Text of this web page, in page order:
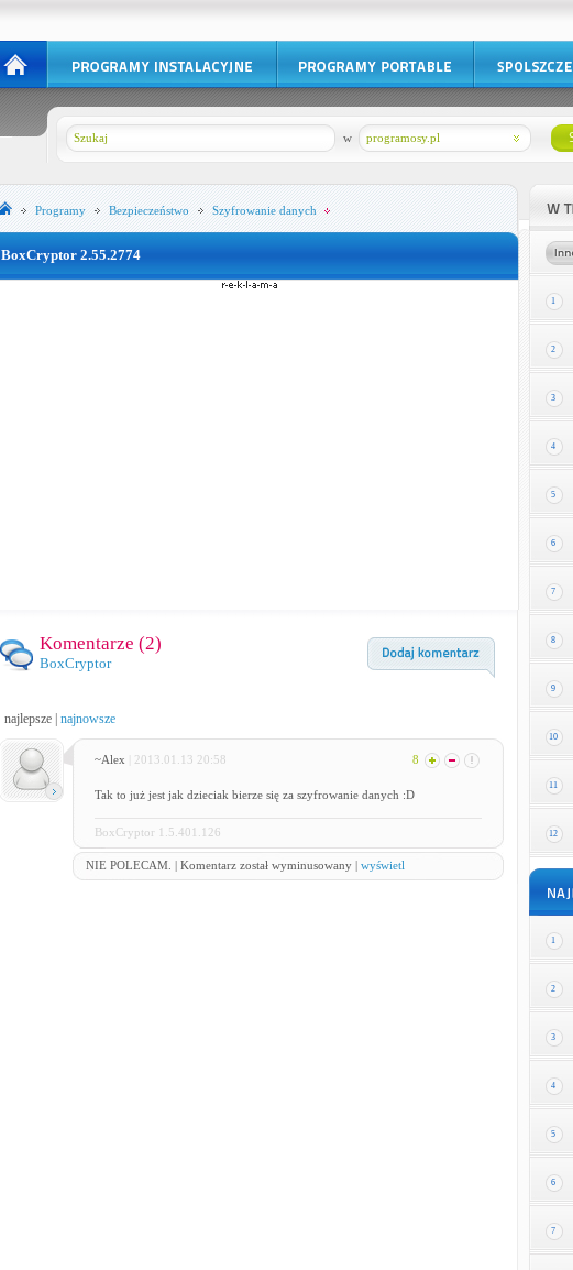
programosy.pl
w
Programy Bezpieczeństwo Szyfrowanie danych
BoxCryptor 2.55.2774
Komentarze (2)
BoxCryptor
najlepsze| najnowsze
~Alex | 2013.01.13 20:58 8
Tak to już jest jak dzieciak bierze się za szyfrowanie danych :D
BoxCryptor 1.5.401.126
NIE POLECAM. | Komentarz został wyminusowany | wyświetl
1
2
3
4
5
6
7
8
9
10
11
12
1
2
3
4
5
6
7